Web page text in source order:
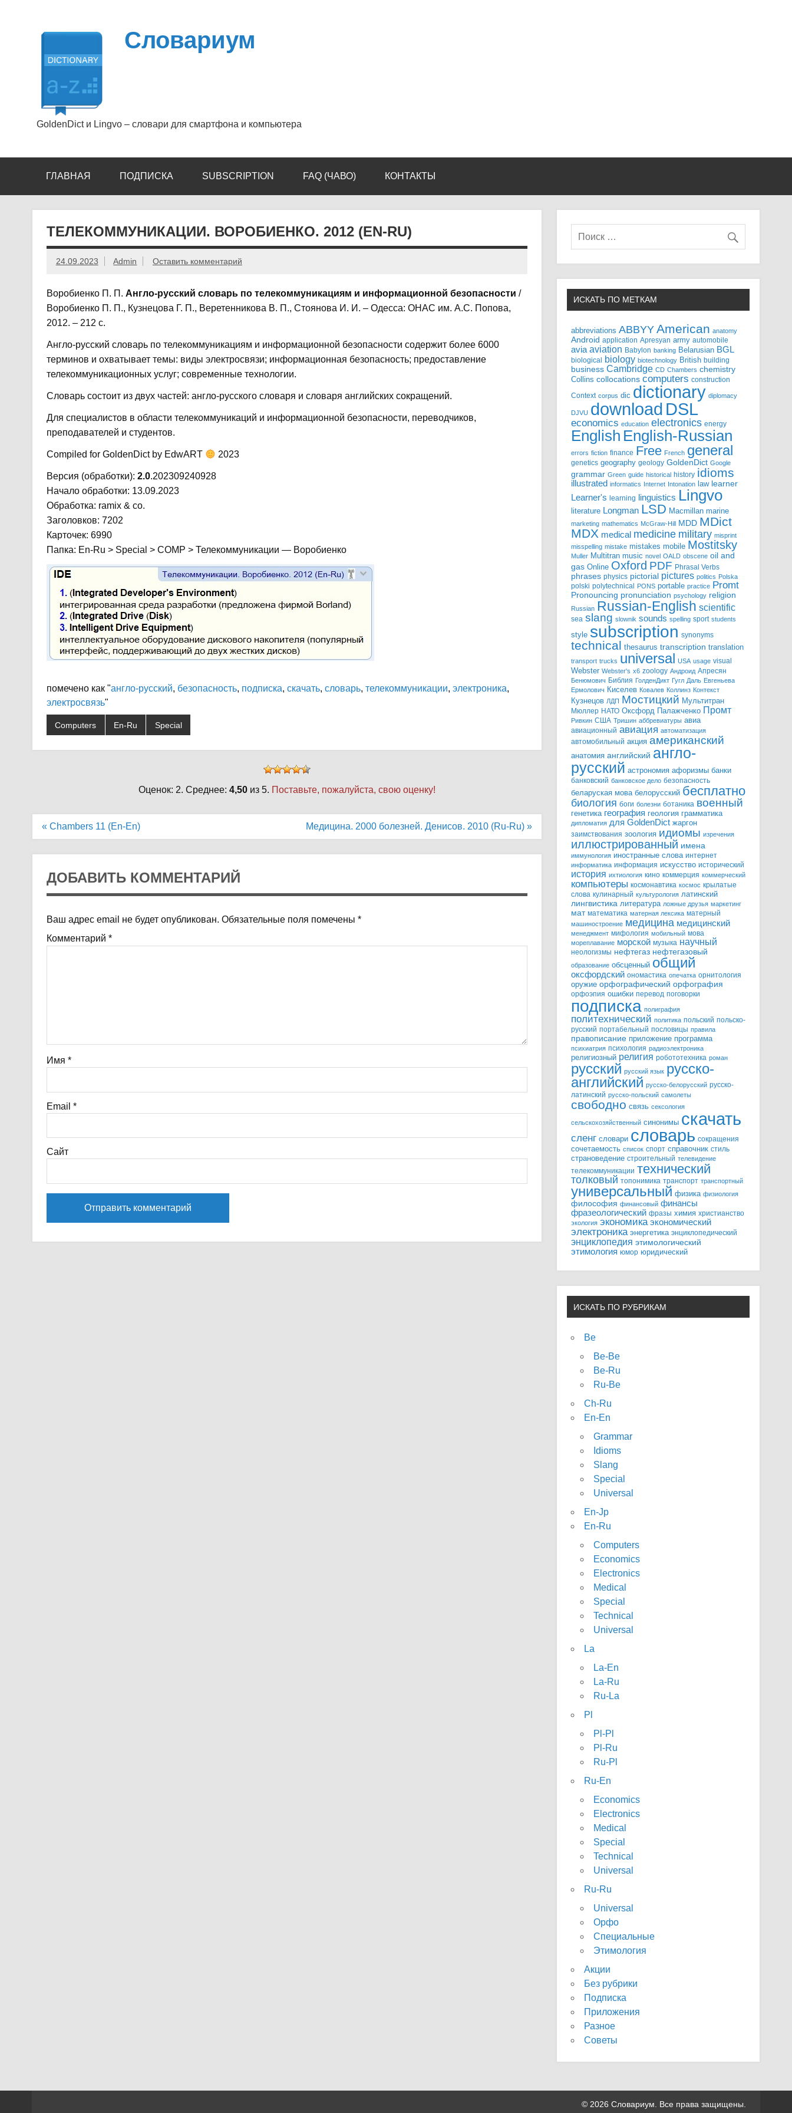
Словариум
GoldenDict и Lingvo – словари для смартфона и компьютера
ГЛАВНАЯ ПОДПИСКА SUBSCRIPTION FAQ (ЧАВО) КОНТАКТЫ
ТЕЛЕКОММУНИКАЦИИ. ВОРОБИЕНКО. 2012 (EN-RU)
24.09.2023 Admin Оставить комментарий
Воробиенко П. П. Англо-русский словарь по телекоммуникациям и информационной безопасности /
Воробиенко П. П., Кузнецова Г. П., Веретенникова В. П., Стоянова И. И. – Одесса: ОНАС им. А.С. Попова,
2012. – 212 с.
Англо-русский словарь по телекоммуникациям и информационной безопасности содержит более 6000
терминов и охватывает темы: виды электросвязи; информационная безопасность; предоставление
телекоммуникационных услуг; современные технологии.
Словарь состоит из двух частей: англо-русского словаря и словаря английских сокращений.
Для специалистов в области телекоммуникаций и информационной безопасности, переводчиков,
преподавателей и студентов.
Compiled for GoldenDict by EdwART 2023
Версия (обработки): 2.0.202309240928
Начало обработки: 13.09.2023
Обработка: ramix & co.
Заголовков: 7202
Карточек: 6990
Папка: En-Ru > Special > COMP > Телекоммуникации — Воробиенко
помечено как "англо-русский, безопасность, подписка, скачать, словарь, телекоммуникации, электроника,
электросвязь"
Computers En-Ru Special
Оценок: 2. Среднее: 4,50из 5. Поставьте, пожалуйста, свою оценку!
Навигация
« Chambers 11 (En-En) Медицина. 2000 болезней. Денисов. 2010 (Ru-Ru) »
ДОБАВИТЬ КОММЕНТАРИЙ
Ваш адрес email не будет опубликован. Обязательные поля помечены *
Комментарий *
Имя *
Email *
Сайт
ИСКАТЬ ПО МЕТКАМ
abbreviations ABBYY American anatomy
Android application Apresyan army automobile
avia aviation Babylon banking Belarusian BGL
biological biology biotechnology British building
business Cambridge CD Chambers chemistry
Collins collocations computers construction
Context corpus dic dictionary diplomacy
DJVU download DSL
economics education electronics energy
English English-Russian
errors fiction finance Free French general
genetics geography geology GoldenDict Google
grammar Green guide historical history idioms
illustrated informatics Internet Intonation law learner
Learner's learning linguistics Lingvo
literature Longman LSD Macmillan marine
marketing mathematics McGraw-Hill MDD MDict
MDX medical medicine military misprint
misspelling mistake mistakes mobile Mostitsky
Muller Multitran music novel OALD obscene oil and
gas Online Oxford PDF Phrasal Verbs
phrases physics pictorial pictures politics Polska
polski polytechnical PONS portable practice Promt
Pronouncing pronunciation psychology religion
Russian Russian-English scientific
sea slang slownik sounds spelling sport students
style subscription synonyms
technical thesaurus transcription translation
transport trucks universal USA usage visual
Webster Webster's x6 zoology Андроид Апресян
Бенюмович Библия ГолденДикт Гугл Даль Евгеньева
Ермолович Киселев Ковалев Коллинз Контекст
Кузнецов ЛДП Мостицкий Мультитран
Мюллер НАТО Оксфорд Палажченко Промт
Ривкин США Тришин аббревиатуры авиа
авиационный авиация автоматизация
автомобильный акция американский
анатомия английский англо-
русский астрономия афоризмы банки
банковский банковское дело безопасность
беларуская мова белорусский бесплатно
биология боги болезни ботаника военный
генетика география геология грамматика
дипломатия для GoldenDict жаргон
заимствования зоология идиомы изречения
иллюстрированный имена
иммунология иностранные слова интернет
информатика информация искусство исторический
история ихтиология кино коммерция коммерческий
компьютеры космонавтика космос крылатые
слова кулинарный культурология латинский
лингвистика литература ложные друзья маркетинг
мат математика матерная лексика матерный
машиностроение медицина медицинский
менеджмент мифология мобильный мова
мореплавание морской музыка научный
неологизмы нефтегаз нефтегазовый
образование обсценный общий
оксфордский ономастика опечатка орнитология
оружие орфографический орфография
орфоэпия ошибки перевод поговорки
подписка полиграфия
политехнический политика польский польско-
русский портабельный пословицы правила
правописание приложение программа
психиатрия психология радиоэлектроника
религиозный религия робототехника роман
русский русский язык русско-
английский русско-белорусский русско-
латинский русско-польский самолеты
свободно связь сексология
сельскохозяйственный синонимы скачать
сленг словари словарь сокращения
сочетаемость список спорт справочник стиль
страноведение строительный телевидение
телекоммуникации технический
толковый топонимика транспорт транспортный
универсальный физика физиология
философия финансовый финансы
фразеологический фразы химия христианство
экология экономика экономический
электроника энергетика энциклопедический
энциклопедия этимологический
этимология юмор юридический
ИСКАТЬ ПО РУБРИКАМ
Be
Be-Be
Be-Ru
Ru-Be
Ch-Ru
En-En
Grammar
Idioms
Slang
Special
Universal
En-Jp
En-Ru
Computers
Economics
Electronics
Medical
Special
Technical
Universal
La
La-En
La-Ru
Ru-La
Pl
Pl-Pl
Pl-Ru
Ru-Pl
Ru-En
Economics
Electronics
Medical
Special
Technical
Universal
Ru-Ru
Universal
Орфо
Специальные
Этимология
Акции
Без рубрики
Подписка
Приложения
Разное
Советы
© 2026 Словариум. Все права защищены.